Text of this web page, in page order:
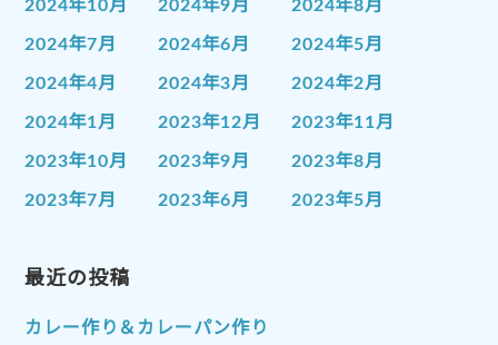
2024年10月 2024年9月 2024年8月
2024年7月 2024年6月 2024年5月
2024年4月 2024年3月 2024年2月
2024年1月 2023年12月 2023年11月
2023年10月 2023年9月 2023年8月
2023年7月 2023年6月 2023年5月
2023年1月
2022年10月 2022年9月
最近の投稿
カレー作り＆カレーパン作り